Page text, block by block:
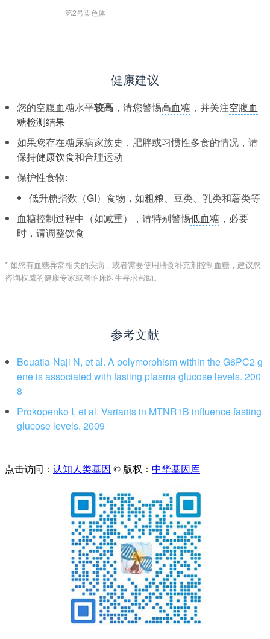
第2号染色体
健康建议
您的空腹血糖水平较高 ，请您警惕高血糖 ，并关注空腹血
糖检测结果
如果您存在糖尿病家族史，肥胖或习惯性多食的情况，请
保持健康饮食和合理运动
保护性食物:
低升糖指数（GI）食物，如粗粮、豆类、乳类和薯类等
血糖控制过程中（如减重），请特别警惕低血糖 ，必要
时，请调整饮食
* 如您有血糖异常相关的疾病，或者需要使用膳食补充剂控制血糖，建议您
咨询权威的健康专家或者临床医生寻求帮助。
参考文献
Bouatia-Naji N, et al. A polymorphism within the G6PC2 g
ene is associated with fasting plasma glucose levels. 200
8
Prokopenko I, et al. Variants in MTNR1B influence fasting
glucose levels. 2009
点击访问： 认知人类基因 © 版权： 中华基因库